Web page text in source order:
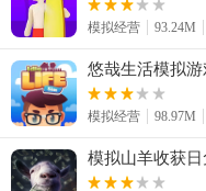
模拟经营 93.24M
悠哉生活模拟游
模拟经营 98.97M
模拟山羊收获日